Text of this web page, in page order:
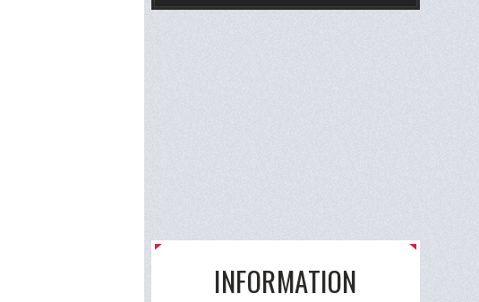
INFORMATION